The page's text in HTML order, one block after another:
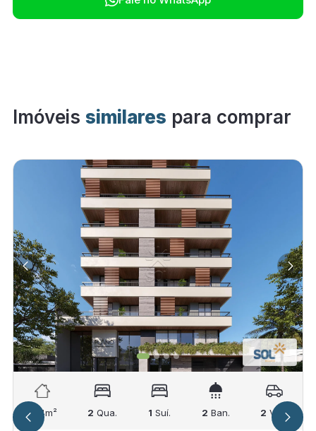
Imóveis similares para comprar
104m² 2 Qua. 1 Suí. 2 Ban. 2 Vag.